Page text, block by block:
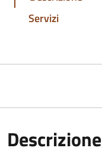
Servizi
Descrizione